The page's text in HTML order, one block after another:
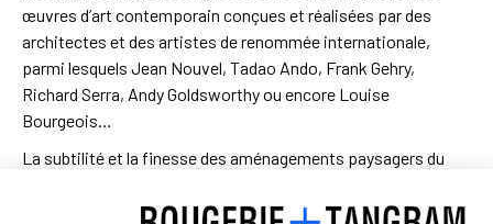
œuvres d’art contemporain conçues et réalisées par des
architectes et des artistes de renommée internationale,
parmi lesquels Jean Nouvel, Tadao Ando, Frank Gehry,
Richard Serra, Andy Goldsworthy ou encore Louise
Bourgeois…
La subtilité et la finesse des aménagements paysagers du
paysage, un cheminement vers l’art qui sinue entre les arbres,